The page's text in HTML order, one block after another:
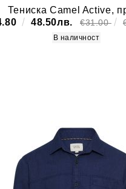
Тениска Camel Active,
48.50лв. €31.00
В наличност